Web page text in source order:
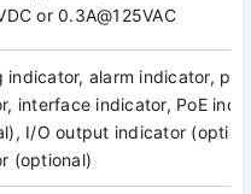
or 0.3A@125VAC
indicator, alarm indicator,
interface indicator, PoE
I/O output indicator
(optional)